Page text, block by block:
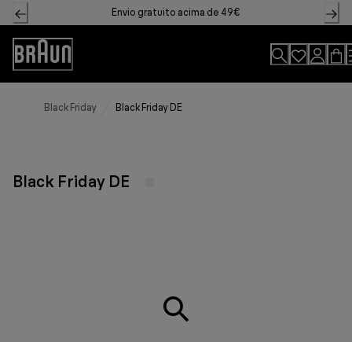
Skip
to
Content
Envio gratuito acima de 49€
Declaração
de
acessibilidade
Black Friday Black Friday DE
Black Friday DE